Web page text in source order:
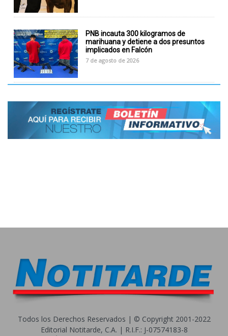
PNB incauta 300 kilogramos de
marihuana y detiene a dos presuntos
implicados en Falcón
7 de agosto de 2026
Todos los Derechos Reservados | © Copyright 2001-2022
Editorial Notitarde, C.A. | R.I.F.: J-07574183-8